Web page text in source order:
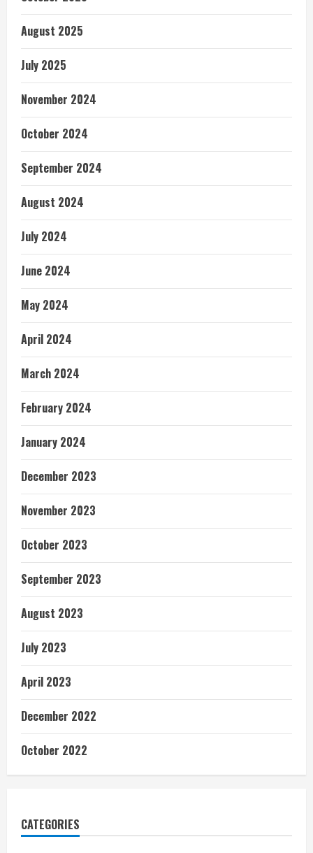
August 2025
July 2025
November 2024
October 2024
September 2024
August 2024
July 2024
June 2024
May 2024
April 2024
March 2024
February 2024
January 2024
December 2023
November 2023
October 2023
September 2023
August 2023
July 2023
April 2023
December 2022
October 2022
CATEGORIES